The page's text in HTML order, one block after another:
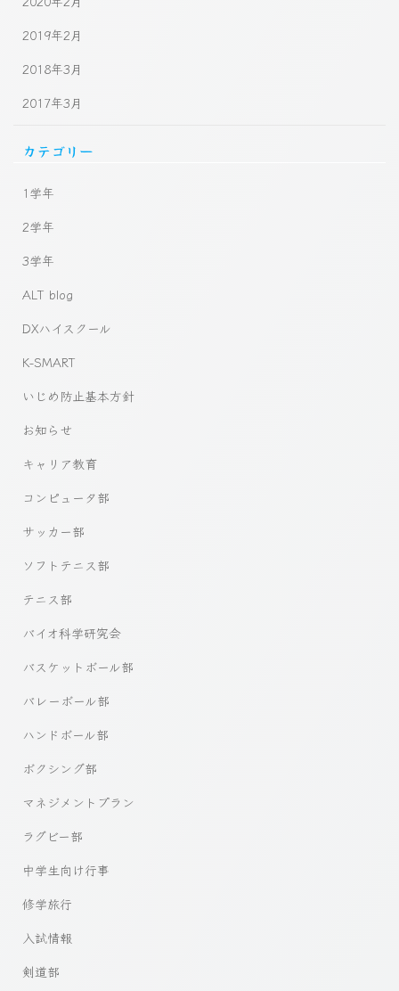
2019年2月
2018年3月
2017年3月
カテゴリー
1学年
2学年
3学年
ALT blog
DXハイスクール
K-SMART
いじめ防止基本方針
お知らせ
キャリア教育
コンピュータ部
サッカー部
ソフトテニス部
テニス部
バイオ科学研究会
バスケットボール部
バレーボール部
ハンドボール部
ボクシング部
マネジメントプラン
ラグビー部
中学生向け行事
修学旅行
入試情報
剣道部